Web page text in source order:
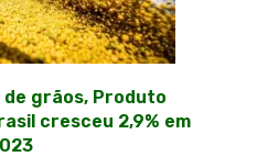
grãos, Produto
cresceu 2,9% em